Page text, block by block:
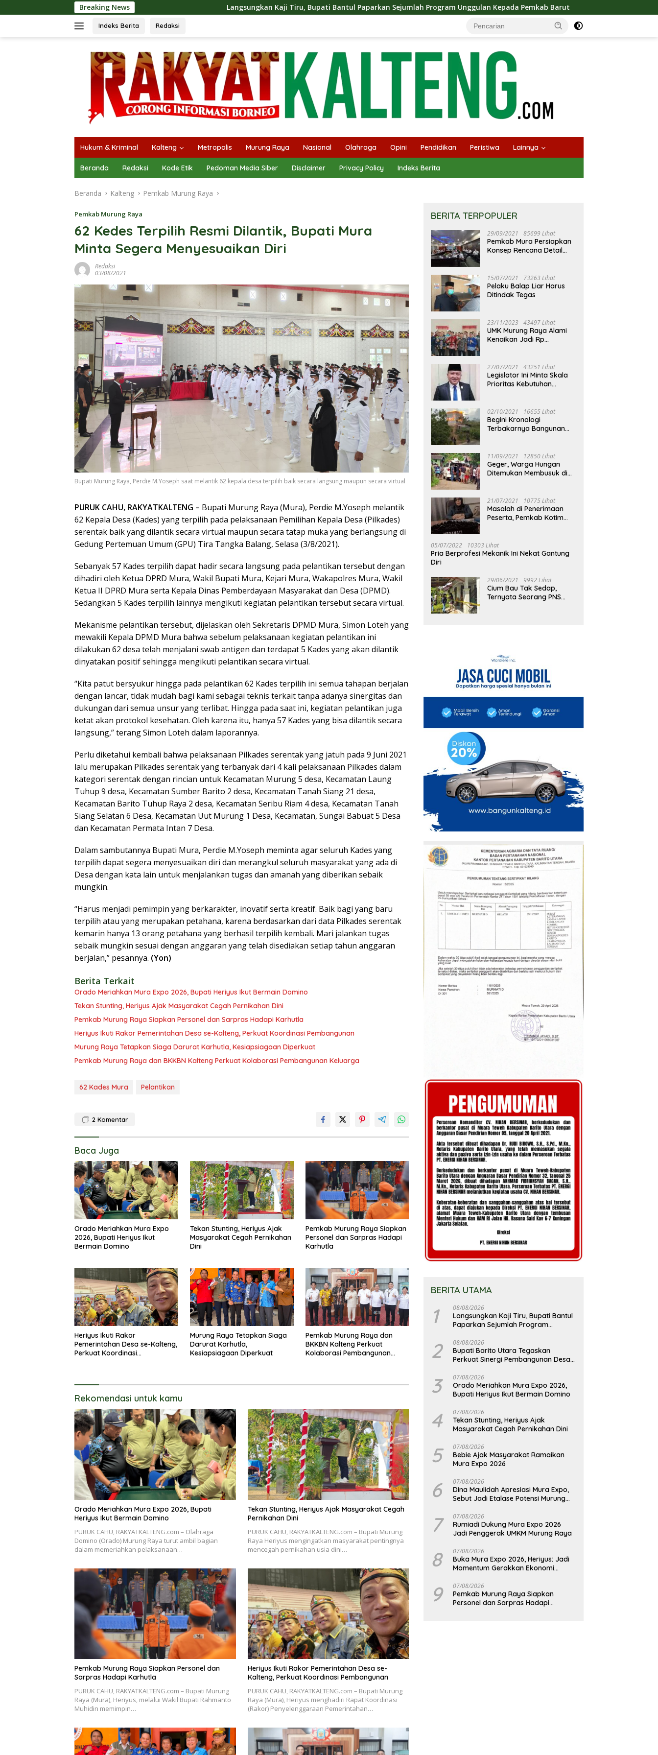
ke
Breaking News Langsungkan Kaji Tiru, Bupati Bantul Paparkan Sejumlah Program Unggulan Kepada Pemkab Barut Bupati Barito Utara Tegaskan
Indeks Berita Redaksi
Hukum & Kriminal Kalteng Metropolis Murung Raya Nasional Olahraga Opini Pendidikan Peristiwa Lainnya
Beranda Redaksi Kode Etik Pedoman Media Siber Disclaimer Privacy Policy Indeks Berita
Beranda Kalteng Pemkab Murung Raya
Pemkab Murung Raya
62 Kedes Terpilih Resmi Dilantik, Bupati Mura
Minta Segera Menyesuaikan Diri
Redaksi
03/08/2021
Bupati Murung Raya, Perdie M.Yoseph saat melantik 62 kepala desa terpilih baik secara langsung maupun secara virtual
PURUK CAHU, RAKYATKALTENG – Bupati Murung Raya (Mura), Perdie M.Yoseph melantik
62 Kepala Desa (Kades) yang terpilih pada pelaksanaan Pemilihan Kepala Desa (Pilkades)
serentak baik yang dilantik secara virtual maupun secara tatap muka yang berlangsung di
Gedung Pertemuan Umum (GPU) Tira Tangka Balang, Selasa (3/8/2021).
Sebanyak 57 Kades terpilih dapat hadir secara langsung pada pelantikan tersebut dengan
dihadiri oleh Ketua DPRD Mura, Wakil Bupati Mura, Kejari Mura, Wakapolres Mura, Wakil
Ketua II DPRD Mura serta Kepala Dinas Pemberdayaan Masyarakat dan Desa (DPMD).
Sedangkan 5 Kades terpilih lainnya mengikuti kegiatan pelantikan tersebut secara virtual.
Mekanisme pelantikan tersebut, dijelaskan oleh Sekretaris DPMD Mura, Simon Loteh yang
mewakili Kepala DPMD Mura bahwa sebelum pelaksanaan kegiatan pelantikan ini
dilakukan 62 desa telah menjalani swab antigen dan terdapat 5 Kades yang akan dilantik
dinyatakan positif sehingga mengikuti pelantikan secara virtual.
“Kita patut bersyukur hingga pada pelantikan 62 Kades terpilih ini semua tahapan berjalan
dengan lancar, tidak mudah bagi kami sebagai teknis terkait tanpa adanya sinergitas dan
dukungan dari semua unsur yang terlibat. Hingga pada saat ini, kegiatan pelantikan juga
ketat akan protokol kesehatan. Oleh karena itu, hanya 57 Kades yang bisa dilantik secara
langsung,” terang Simon Loteh dalam laporannya.
Perlu diketahui kembali bahwa pelaksanaan Pilkades serentak yang jatuh pada 9 Juni 2021
lalu merupakan Pilkades serentak yang terbanyak dari 4 kali pelaksanaan Pilkades dalam
kategori serentak dengan rincian untuk Kecamatan Murung 5 desa, Kecamatan Laung
Tuhup 9 desa, Kecamatan Sumber Barito 2 desa, Kecamatan Tanah Siang 21 desa,
Kecamatan Barito Tuhup Raya 2 desa, Kecamatan Seribu Riam 4 desa, Kecamatan Tanah
Siang Selatan 6 Desa, Kecamatan Uut Murung 1 Desa, Kecamatan, Sungai Babuat 5 Desa
dan Kecamatan Permata Intan 7 Desa.
Dalam sambutannya Bupati Mura, Perdie M.Yoseph meminta agar seluruh Kades yang
terpilih dapat segera menyesuaikan diri dan merangkul seluruh masyarakat yang ada di
Desa dengan kata lain untuk menjalankan tugas dan amanah yang diberikan sebaik
mungkin.
“Harus menjadi pemimpin yang berkarakter, inovatif serta kreatif. Baik bagi yang baru
terpilih atau yang merupakan petahana, karena berdasarkan dari data Pilkades serentak
kemarin hanya 13 orang petahana yang berhasil terpilih kembali. Mari jalankan tugas
sebaik mungkin sesuai dengan anggaran yang telah disediakan setiap tahun anggaran
berjalan,” pesannya. (Yon)
Berita Terkait
Orado Meriahkan Mura Expo 2026, Bupati Heriyus Ikut Bermain Domino
Tekan Stunting, Heriyus Ajak Masyarakat Cegah Pernikahan Dini
Pemkab Murung Raya Siapkan Personel dan Sarpras Hadapi Karhutla
Heriyus Ikuti Rakor Pemerintahan Desa se-Kalteng, Perkuat Koordinasi Pembangunan
Murung Raya Tetapkan Siaga Darurat Karhutla, Kesiapsiagaan Diperkuat
Pemkab Murung Raya dan BKKBN Kalteng Perkuat Kolaborasi Pembangunan Keluarga
62 Kades Mura Pelantikan
2 Komentar
Baca Juga
Orado Meriahkan Mura Expo
2026, Bupati Heriyus Ikut
Bermain Domino
Tekan Stunting, Heriyus Ajak
Masyarakat Cegah Pernikahan
Dini
Pemkab Murung Raya Siapkan
Personel dan Sarpras Hadapi
Karhutla
Heriyus Ikuti Rakor
Pemerintahan Desa se-Kalteng,
Perkuat Koordinasi
Murung Raya Tetapkan Siaga
Darurat Karhutla,
Kesiapsiagaan Diperkuat
Pemkab Murung Raya dan
BKKBN Kalteng Perkuat
Kolaborasi Pembangunan
Rekomendasi untuk kamu
Orado Meriahkan Mura Expo 2026, Bupati
Heriyus Ikut Bermain Domino
PURUK CAHU, RAKYATKALTENG.com – Olahraga
Domino (Orado) Murung Raya turut ambil bagian
dalam memeriahkan pelaksanaan…
Tekan Stunting, Heriyus Ajak Masyarakat Cegah
Pernikahan Dini
PURUK CAHU, RAKYATKALTENG.com – Bupati Murung
Raya Heriyus mengingatkan masyarakat pentingnya
mencegah pernikahan usia dini…
Pemkab Murung Raya Siapkan Personel dan
Sarpras Hadapi Karhutla
PURUK CAHU, RAKYATKALTENG.com – Bupati Murung
Raya (Mura), Heriyus, melalui Wakil Bupati Rahmanto
Muhidin memimpin…
Heriyus Ikuti Rakor Pemerintahan Desa se-
Kalteng, Perkuat Koordinasi Pembangunan
PURUK CAHU, RAKYATKALTENG.com – Bupati Murung
Raya (Mura), Heriyus menghadiri Rapat Koordinasi
(Rakor) Penyelenggaraan Pemerintahan…
BERITA TERPOPULER
29/09/2021 85699 Lihat
Pemkab Mura Persiapkan
Konsep Rencana Detail
15/07/2021 73263 Lihat
Pelaku Balap Liar Harus
Ditindak Tegas
23/11/2023 43497 Lihat
UMK Murung Raya Alami
Kenaikan Jadi Rp
27/07/2021 43251 Lihat
Legislator Ini Minta Skala
Prioritas Kebutuhan
02/10/2021 16655 Lihat
Begini Kronologi
Terbakarnya Bangunan
11/09/2021 12850 Lihat
Geger, Warga Hungan
Ditemukan Membusuk di
21/07/2021 10775 Lihat
Masalah di Penerimaan
Peserta, Pemkab Kotim
05/07/2022 10303 Lihat
Pria Berprofesi Mekanik Ini Nekat Gantung
Diri
29/06/2021 9992 Lihat
Cium Bau Tak Sedap,
Ternyata Seorang PNS
BERITA UTAMA
1 08/08/2026
Langsungkan Kaji Tiru, Bupati Bantul
Paparkan Sejumlah Program
2 08/08/2026
Bupati Barito Utara Tegaskan
Perkuat Sinergi Pembangunan Desa
Hadapi Potensi Karhutla
3 07/08/2026
Orado Meriahkan Mura Expo 2026,
Bupati Heriyus Ikut Bermain Domino
4 07/08/2026
Tekan Stunting, Heriyus Ajak
Masyarakat Cegah Pernikahan Dini
5 07/08/2026
Bebie Ajak Masyarakat Ramaikan
Mura Expo 2026
6 07/08/2026
Dina Maulidah Apresiasi Mura Expo,
Sebut Jadi Etalase Potensi Murung
7 07/08/2026
Rumiadi Dukung Mura Expo 2026
Jadi Penggerak UMKM Murung Raya
8 07/08/2026
Buka Mura Expo 2026, Heriyus: Jadi
Momentum Gerakkan Ekonomi
9 07/08/2026
Pemkab Murung Raya Siapkan
Personel dan Sarpras Hadapi